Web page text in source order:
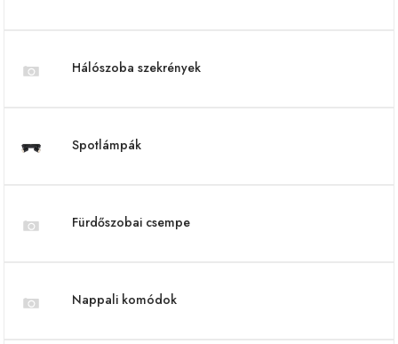
Hálószoba szekrények
Spotlámpák
Fürdőszobai csempe
Nappali komódok